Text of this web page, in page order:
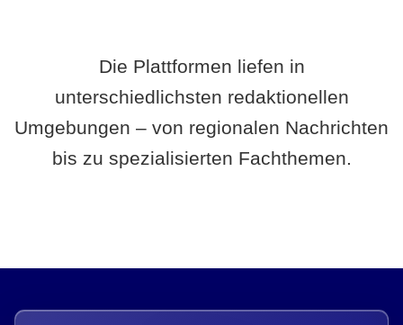
Die Plattformen liefen in
unterschiedlichsten redaktionellen
Umgebungen – von regionalen Nachrichten
bis zu spezialisierten Fachthemen.